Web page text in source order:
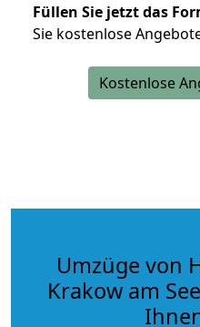
Füllen Sie jetzt das
Sie kostenlose
Kostenlose
Umzüge von
Krakow am